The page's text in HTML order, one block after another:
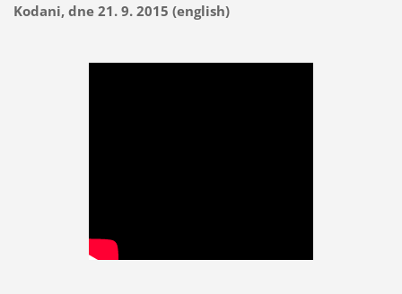
Kodani, dne 21. 9. 2015 (english)